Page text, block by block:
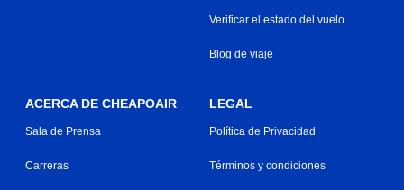
Verificar el estado del vuelo
Blog de viaje
ACERCA DE CHEAPOAIR
Sala de Prensa
Carreras
LEGAL
Política de Privacidad
Términos y condiciones